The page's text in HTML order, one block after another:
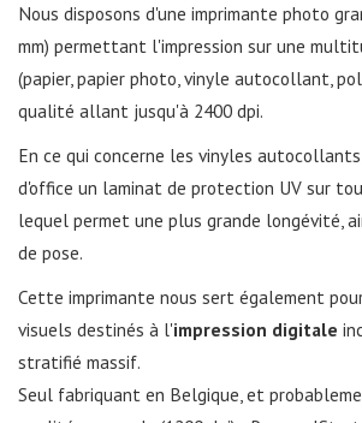
Nous disposons d'une imprimante photo
mm) permettant l'impression sur une
(papier, papier photo, vinyle autocollant,
qualité allant jusqu'à 2400 dpi.
En ce qui concerne les vinyles
d'office un laminat de protection UV sur
lequel permet une plus grande longévité,
de pose.
Cette imprimante nous sert également
visuels destinés à l'impression digitale
stratifié massif.
Seul fabriquant en Belgique, et